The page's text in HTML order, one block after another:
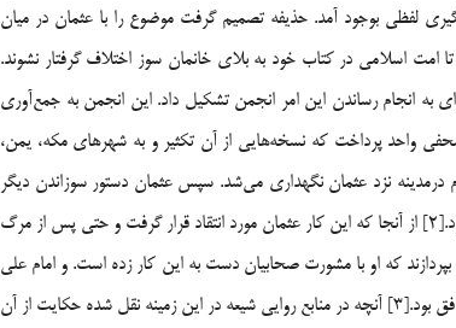
لفظي بوجود آمد. حذيفه تصميم گرفت موضوع را با عثمان در ميان
اسلامي در كتاب خود به بلاي خانمان سوز اختلاف گرفتار نشوند.
پس ازهشدار حذيفه، عثمان با مشورت و به دست آوردن نظر صحابيان براي به انجام رساندن اين امر انجمن تشكيل داد. اين انجمن به جمع‎آوري
مصاحف از مناطق گوناگون و مقابلة آنها با يكديگر و سرانجام نگارش مصحفي واحد پرداخت كه نسخه‎هايي از آن تكثير و به شهرهاي مكه، يمن،
بحرين، بصره، شام و كوفه فرستاده شد و يك نسخه به عنوان نسخة امام درمدينه نزد عثمان نگهداري مي‎شد. سپس عثمان دستور سوزاندن ديگر
مصحف‎ها را داد و مردم را ملزم به قرائت بر طبق اين مصحف‎هاي خاص كرد.[2] از آنجا كه اين كار عثمان مورد انتقاد قرار گرفت و حتي پس از مرگ
كه او با مشورت صحابيان دست به اين كار زده است. و امام علي
ـ عليه السّلام ـ نيز با تدوين و جمع آوري قرآن و يکي کردن مصاحف موافق بود.[3] آنچه در منابع روايي شيعه در اين زمينه نقل شده حكايت از آن